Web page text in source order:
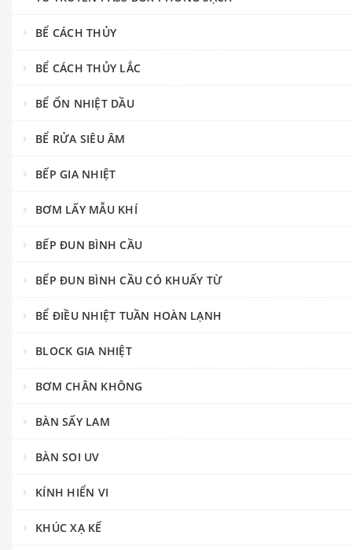
BỂ CÁCH THỦY
BỂ CÁCH THỦY LẮC
BỂ ỔN NHIỆT DẦU
BỂ RỬA SIÊU ÂM
BẾP GIA NHIỆT
BƠM LẤY MẪU KHÍ
BẾP ĐUN BÌNH CẦU
BẾP ĐUN BÌNH CẦU CÓ KHUẤY TỪ
BỂ ĐIỀU NHIỆT TUẦN HOÀN LẠNH
BLOCK GIA NHIỆT
BƠM CHÂN KHÔNG
BÀN SẤY LAM
BÀN SOI UV
KÍNH HIỂN VI
KHÚC XẠ KẾ